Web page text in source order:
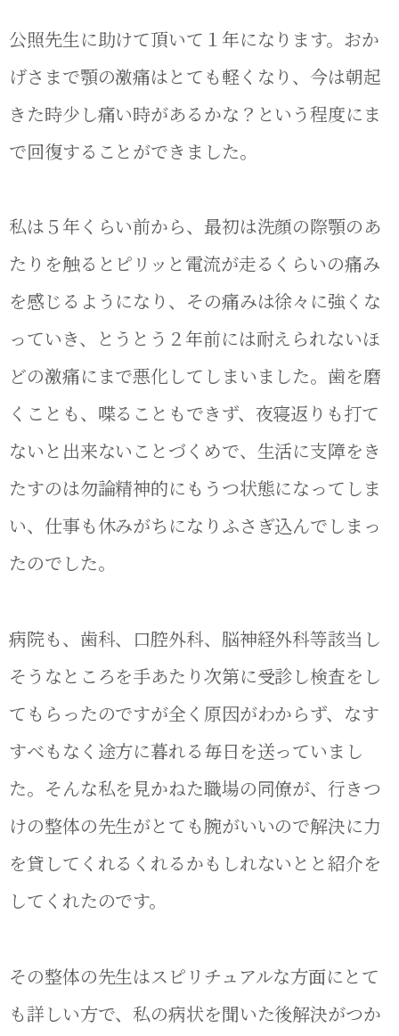
公照先生に助けて頂いて１年になります。おか
げさまで顎の激痛はとても軽くなり、今は朝起
きた時少し痛い時があるかな？という程度にま
で回復することができました。
私は５年くらい前から、最初は洗顔の際顎のあ
たりを触るとピリッと電流が走るくらいの痛み
を感じるようになり、その痛みは徐々に強くな
っていき、とうとう２年前には耐えられないほ
どの激痛にまで悪化してしまいました。歯を磨
くことも、喋ることもできず、夜寝返りも打て
ないと出来ないことづくめで、生活に支障をき
たすのは勿論精神的にもうつ状態になってしま
い、仕事も休みがちになりふさぎ込んでしまっ
たのでした。
病院も、歯科、口腔外科、脳神経外科等該当し
そうなところを手あたり次第に受診し検査をし
てもらったのですが全く原因がわからず、なす
すべもなく途方に暮れる毎日を送っていまし
た。そんな私を見かねた職場の同僚が、行きつ
けの整体の先生がとても腕がいいので解決に力
を貸してくれるくれるかもしれないとと紹介を
してくれたのです。
その整体の先生はスピリチュアルな方面にとて
も詳しい方で、私の病状を聞いた後解決がつか